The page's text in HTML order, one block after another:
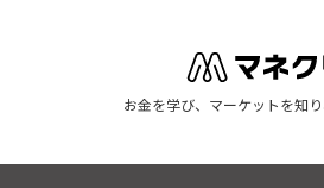
お金を学び、マーケットを知